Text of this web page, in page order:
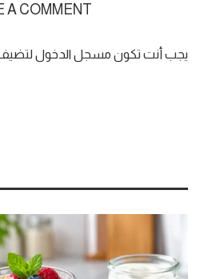
A COMMENT
يجب أنت تكون مسجل الدخول لتضيف